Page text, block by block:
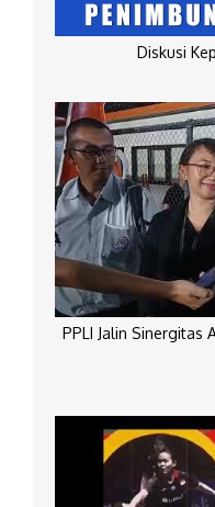
Diskusi
PPLI Jalin Sinergitas